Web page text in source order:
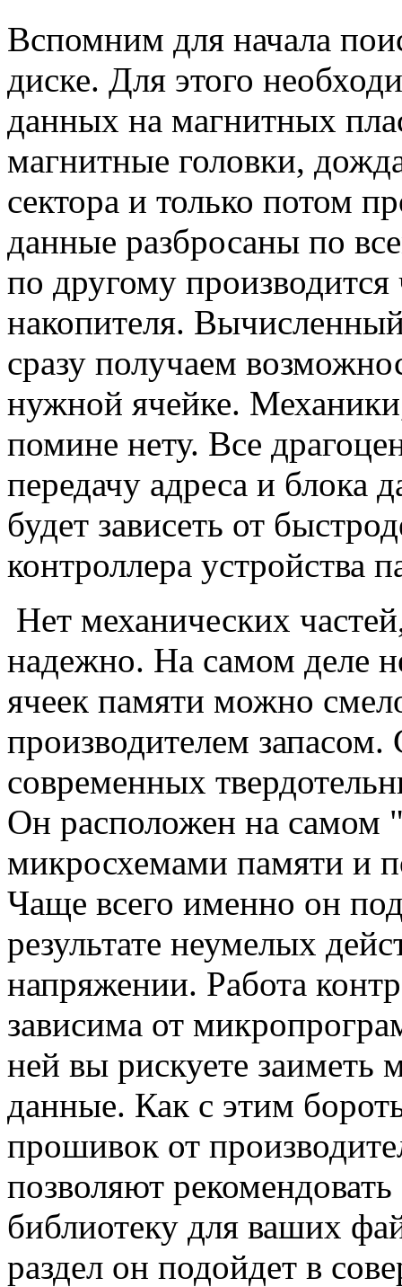
Вспомним для начала
диске. Для этого
данных на магнитных
магнитные головки,
сектора и только потом
данные разбросаны по
по другому производится
накопителя.
сразу получаем
нужной ячейке.
помине нету. Все
передачу адреса и блока
будет зависеть от
контроллера устройства
Нет механических
надежно. На самом деле
ячеек памяти можно
производителем
современных
Он расположен на самом
микросхемами памяти и
Чаще всего именно он
результате неумелых
напряжении. Работа
зависима от
ней вы рискуете заиметь
данные. Как с этим
прошивок от
позволяют
библиотеку для ваших
раздел он подойдет в